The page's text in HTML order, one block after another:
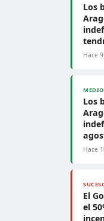
Los
Hace
Los
Hace
El
el